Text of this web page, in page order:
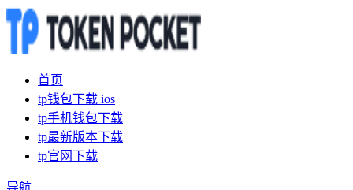
首页
tp钱包下载 ios
tp手机钱包下载
tp最新版本下载
tp官网下载
导航